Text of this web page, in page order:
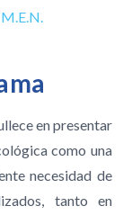
en presentar
como una
necesidad de
tanto en